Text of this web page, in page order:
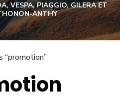
VESPA, PIAGGIO, GILERA ET
ANTHY